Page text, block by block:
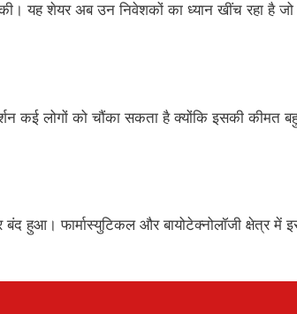
यह शेयर अब उन निवेशकों का ध्यान खींच रहा है
कई लोगों को चौंका सकता है क्योंकि इसकी कीमत
बंद हुआ। फार्मास्युटिकल और बायोटेक्नोलॉजी क्षेत्र में